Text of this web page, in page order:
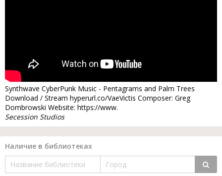
Synthwave CyberPunk Music - Pentagrams and Palm Trees
Download / Stream hyperurl.co/VaeVictis Composer: Greg
Dombrowski Website: https://www.
Secession Studios
Наличие в библиотеках